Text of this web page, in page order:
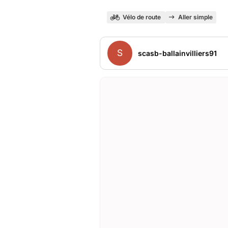
Vélo de route Aller simple
S scasb-ballainvilliers91